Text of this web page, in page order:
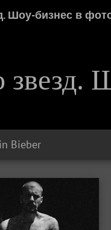
Шоу-бизнес в
звезд.
Bieber